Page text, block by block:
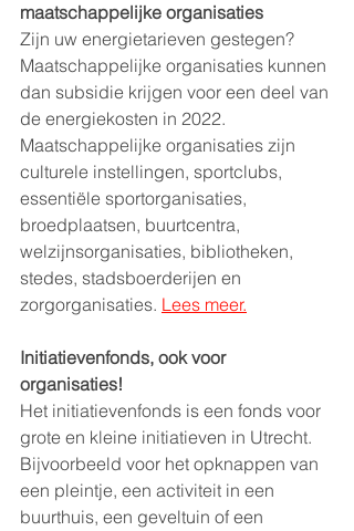
maatschappelijke organisaties
Zijn uw energietarieven gestegen?
Maatschappelijke organisaties kunnen
dan subsidie krijgen voor een deel van
de energiekosten in 2022.
Maatschappelijke organisaties zijn
culturele instellingen, sportclubs,
essentiële sportorganisaties,
broedplaatsen, buurtcentra,
welzijnsorganisaties, bibliotheken,
stedes, stadsboerderijen en
zorgorganisaties. Lees meer.
Initiatievenfonds, ook voor
organisaties!
Het initiatievenfonds is een fonds voor
grote en kleine initiatieven in Utrecht.
Bijvoorbeeld voor het opknappen van
een pleintje, een activiteit in een
buurthuis, een geveltuin of een